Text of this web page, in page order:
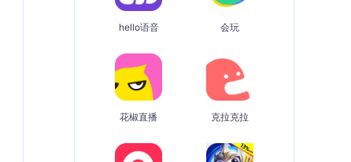
hello语音 会玩
花椒直播 克拉克拉